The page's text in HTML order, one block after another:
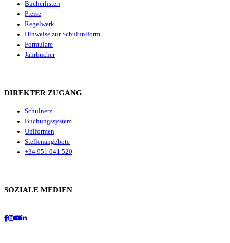
Bücherlisten
Preise
Regelwerk
Hinweise zur Schuluniform
Formulare
Jahrbücher
DIREKTER ZUGANG
Schulnetz
Buchungssystem
Uniformen
Stellenangebote
+34 951 041 520
SOZIALE MEDIEN